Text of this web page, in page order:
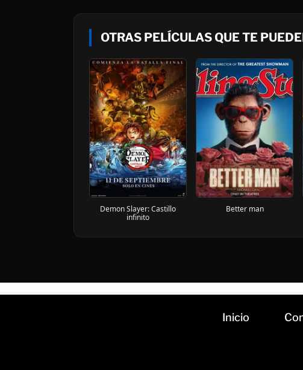
OTRAS PELÍCULAS QUE TE
Demon Slayer: Castillo
infinito
Better man
Inicio